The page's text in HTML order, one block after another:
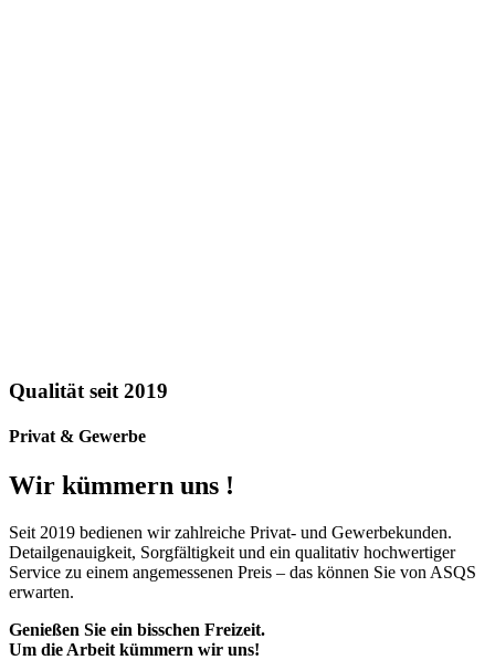
Qualität seit 2019
Privat & Gewerbe
Wir kümmern uns !
Seit 2019 bedienen wir zahlreiche Privat- und Gewerbekunden.
Detailgenauigkeit, Sorgfältigkeit und ein qualitativ hochwertiger
Service zu einem angemessenen Preis – das können Sie von ASQS
erwarten.
Genießen Sie ein bisschen Freizeit.
Um die Arbeit kümmern wir uns!